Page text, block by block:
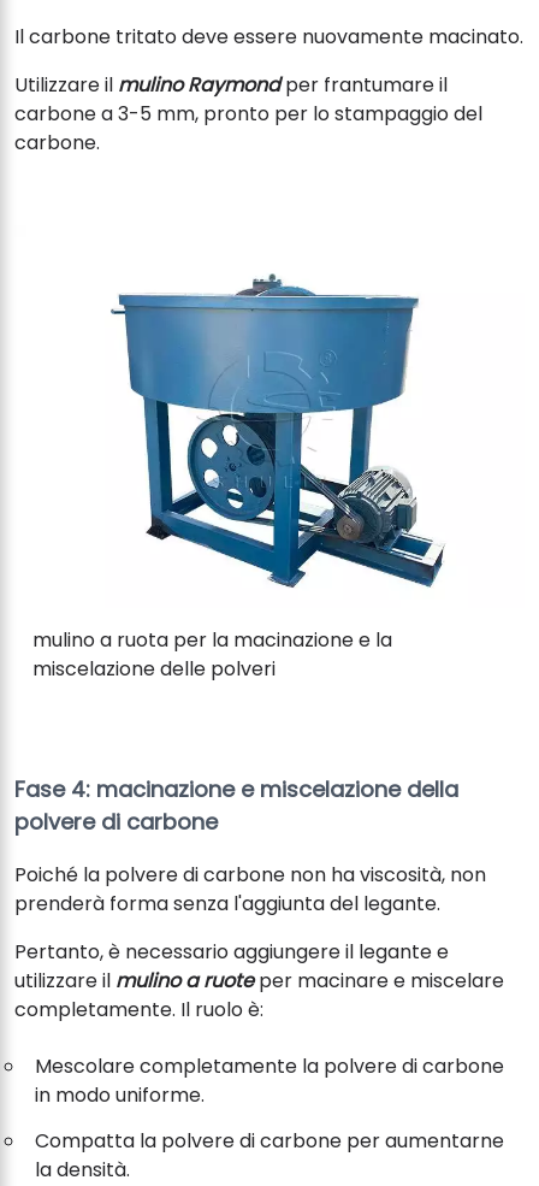
Il carbone tritato deve essere nuovamente macinato.
Utilizzare il mulino Raymondper frantumare il
carbone a 3-5 mm, pronto per lo stampaggio del
carbone.
mulino a ruota per la macinazione e la
miscelazione delle polveri
Fase 4: macinazione e miscelazione della
polvere di carbone
Poiché la polvere di carbone non ha viscosità, non
prenderà forma senza l'aggiunta del legante.
Pertanto, è necessario aggiungere il legante e
utilizzare il mulino a ruoteper macinare e miscelare
completamente. Il ruolo è:
Mescolare completamente la polvere di carbone
in modo uniforme.
Compatta la polvere di carbone per aumentarne
la densità.